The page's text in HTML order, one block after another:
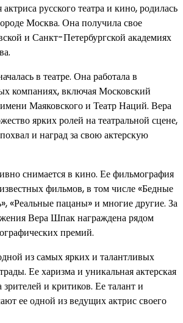
русского театра и кино, родилась
Москва. Она получила свое
и Санкт-Петербургской академиях
в театре. Она работала в
компаниях, включая Московский
Маяковского и Театр Наций. Вера
ярких ролей на театральной сцене,
и наград за свою актерскую
снимается в кино. Ее фильмография
фильмов, в том числе «Бедные
«Реальные пацаны» и многие другие. За
Вера Шпак награждена рядом
премий.
из самых ярких и талантливых
Ее харизма и уникальная актерская
и критиков. Ее талант и
ее одной из ведущих актрис своего